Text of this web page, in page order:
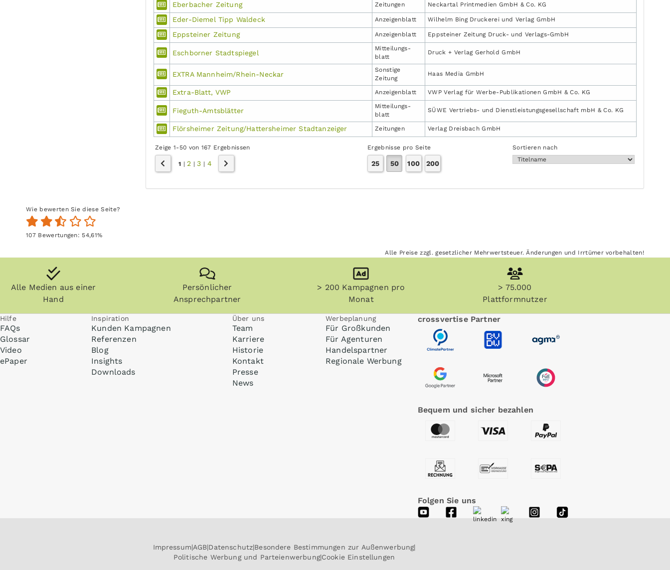
Eberbacher Zeitung Zeitungen Neckartal Printmedien GmbH & Co. KG
Eder-Diemel Tipp Waldeck Anzeigen­blatt Wilhelm Bing Druckerei und Verlag GmbH
Eppsteiner Zeitung Anzeigen­blatt Eppsteiner Zeitung Druck- und Verlags-GmbH
Eschborner Stadtspiegel
Mitteilungs­
blatt
Druck + Verlag Gerhold GmbH
EXTRA Mannheim/Rhein-Neckar
Sonstige
Zeitung
Haas Media GmbH
Extra-Blatt, VWP Anzeigen­blatt VWP Verlag für Werbe-Publikationen GmbH & Co. KG
Fieguth-Amtsblätter
Mitteilungs­
blatt
SÜWE Vertriebs- und Dienstleistungsgesellschaft mbH & Co. KG
Flörsheimer Zeitung/Hattersheimer Stadtanzeiger Zeitungen Verlag Dreisbach GmbH
Zeige 1-50 von 167 Ergebnissen Ergebnisse pro Seite Sortieren nach
1 | 2 |3 | 4 25 50 100 200
Wie bewerten Sie diese Seite?
107Bewertungen: 54,61%
Alle Preise zzgl. gesetzlicher Mehrwertsteuer. Änderungen und Irrtümer vorbehalten!
Alle Medien aus einer
Hand
Persönlicher
Ansprechpartner
> 200 Kampagnen pro
Monat
> 75.000
Plattformnutzer
Hilfe
FAQs
Glossar
Video
ePaper
Inspiration
Kunden Kampagnen
Referenzen
Blog
Insights
Downloads
Über uns
Team
Karriere
Historie
Kontakt
Presse
News
Werbeplanung
Für Großkunden
Für Agenturen
Handelspartner
Regionale Werbung
crossvertise Partner
Bequem und sicher bezahlen
Folgen Sie uns
Impressum AGB Datenschutz Besondere Bestimmungen zur Außenwerbung
Politische Werbung und Parteienwerbung Cookie Einstellungen